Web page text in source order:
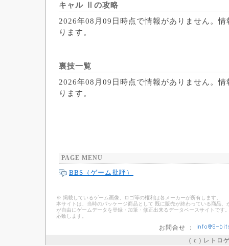
キャル Ⅱの攻略
2026年08月09日時点で情報がありません。
ります。
裏技一覧
2026年08月09日時点で情報がありません。
ります。
PAGE MENU
BBS（ゲーム批評）
※ 掲載しているゲーム画像、ロゴ等の権利は各メーカーが所有します。
本サイトは、当時のパッケージ商品として 既に販売が終わっている商品
が自由にゲームデータを登録・加筆・修正出来るデータベースサイトで
応致します。
お問合せ ：
( c ) レトロ